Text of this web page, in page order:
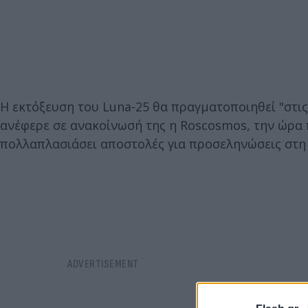
Η εκτόξευση του Luna-25 θα πραγματοποιηθεί
ανέφερε σε ανακοίνωσή της η Roscosmos, την
πολλαπλασιάσει αποστολές για προσεληνώσεις